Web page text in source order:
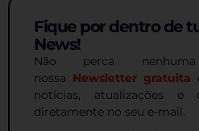
Fique por dentro de
News!
Não perca
nossa Newsletter gratuita
notícias, atualizações e
diretamente no seu e-mail.